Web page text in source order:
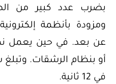
بضرب عدد كبير من
ومزودة بأنظمة
عن بعد. في حين يعمل
في 12 ثانية.